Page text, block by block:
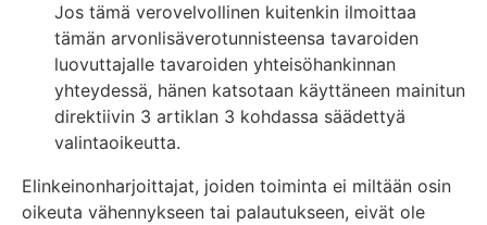
Jos tämä verovelvollinen kuitenkin ilmoittaa
tämän arvonlisäverotunnisteensa tavaroiden
luovuttajalle tavaroiden yhteisöhankinnan
yhteydessä, hänen katsotaan käyttäneen mainitun
direktiivin 3 artiklan 3 kohdassa säädettyä
valintaoikeutta.
Elinkeinonharjoittajat, joiden toiminta ei miltään osin
oikeuta vähennykseen tai palautukseen, eivät ole